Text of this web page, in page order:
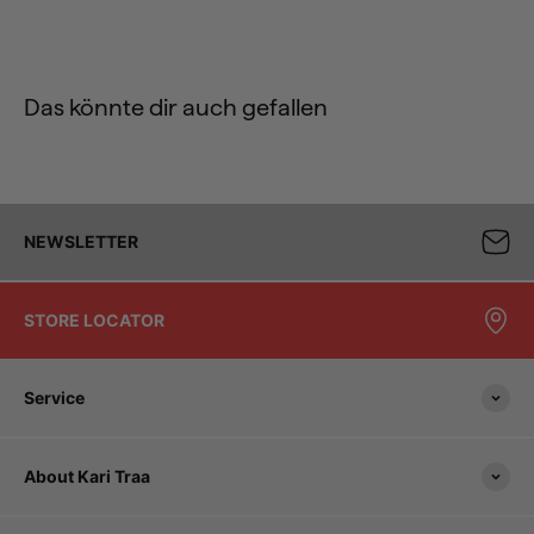
Das könnte dir auch gefallen
NEWSLETTER
STORE LOCATOR
Service
About Kari Traa